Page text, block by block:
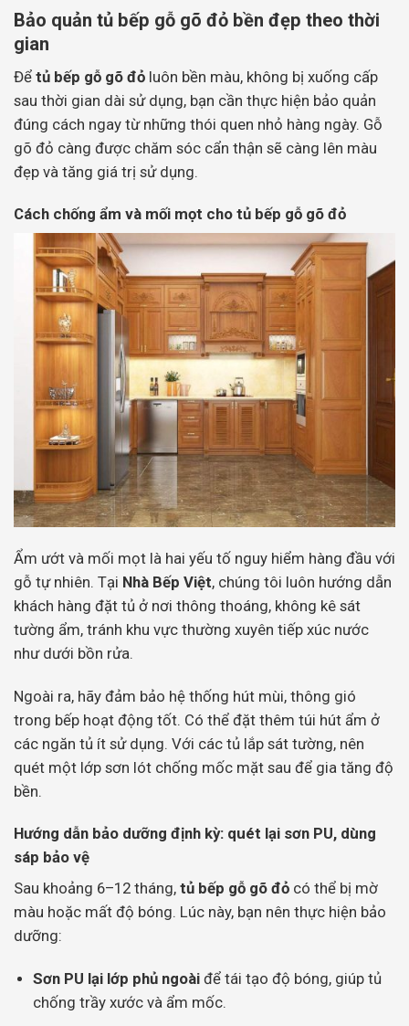
Bảo quản tủ bếp gỗ gõ đỏ bền đẹp theo thời
gian
Để tủ bếp gỗ gõ đỏ luôn bền màu, không bị xuống cấp
sau thời gian dài sử dụng, bạn cần thực hiện bảo quản
đúng cách ngay từ những thói quen nhỏ hàng ngày. Gỗ
gõ đỏ càng được chăm sóc cẩn thận sẽ càng lên màu
đẹp và tăng giá trị sử dụng.
Cách chống ẩm và mối mọt cho tủ bếp gỗ gõ đỏ
Ẩm ướt và mối mọt là hai yếu tố nguy hiểm hàng đầu với
gỗ tự nhiên. Tại Nhà Bếp Việt, chúng tôi luôn hướng dẫn
khách hàng đặt tủ ở nơi thông thoáng, không kê sát
tường ẩm, tránh khu vực thường xuyên tiếp xúc nước
như dưới bồn rửa.
Ngoài ra, hãy đảm bảo hệ thống hút mùi, thông gió
trong bếp hoạt động tốt. Có thể đặt thêm túi hút ẩm ở
các ngăn tủ ít sử dụng. Với các tủ lắp sát tường, nên
quét một lớp sơn lót chống mốc mặt sau để gia tăng độ
bền.
Hướng dẫn bảo dưỡng định kỳ: quét lại sơn PU, dùng
sáp bảo vệ
Sau khoảng 6–12 tháng, tủ bếp gỗ gõ đỏ có thể bị mờ
màu hoặc mất độ bóng. Lúc này, bạn nên thực hiện bảo
dưỡng:
Sơn PU lại lớp phủ ngoàiđể tái tạo độ bóng, giúp tủ
chống trầy xước và ẩm mốc.